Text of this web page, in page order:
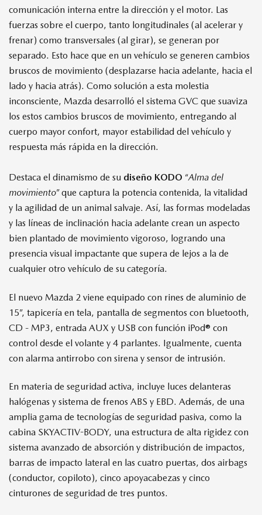
comunicación interna entre la dirección y el motor. Las
fuerzas sobre el cuerpo, tanto longitudinales (al acelerar y
frenar) como transversales (al girar), se generan por
separado. Esto hace que en un vehículo se generen cambios
bruscos de movimiento (desplazarse hacia adelante, hacia el
lado y hacia atrás). Como solución a esta molestia
inconsciente, Mazda desarrolló el sistema GVC que suaviza
los estos cambios bruscos de movimiento, entregando al
cuerpo mayor confort, mayor estabilidad del vehículo y
respuesta más rápida en la dirección.
Destaca el dinamismo de su diseño KODO “Alma del
movimiento” que captura la potencia contenida, la vitalidad
y la agilidad de un animal salvaje. Así, las formas modeladas
y las líneas de inclinación hacia adelante crean un aspecto
bien plantado de movimiento vigoroso, logrando una
presencia visual impactante que supera de lejos a la de
cualquier otro vehículo de su categoría.
El nuevo Mazda 2 viene equipado con rines de aluminio de
15”, tapicería en tela, pantalla de segmentos con bluetooth,
CD - MP3, entrada AUX y USB con función iPod® con
control desde el volante y 4 parlantes. Igualmente, cuenta
con alarma antirrobo con sirena y sensor de intrusión.
En materia de seguridad activa, incluye luces delanteras
halógenas y sistema de frenos ABS y EBD. Además, de una
amplia gama de tecnologías de seguridad pasiva, como la
cabina SKYACTIV-BODY, una estructura de alta rigidez con
sistema avanzado de absorción y distribución de impactos,
barras de impacto lateral en las cuatro puertas, dos airbags
(conductor, copiloto), cinco apoyacabezas y cinco
cinturones de seguridad de tres puntos.